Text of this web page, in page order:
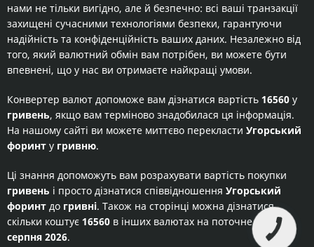
нами не тільки вигідно, але й безпечно: всі ваші транзакції
захищені сучасними технологіями безпеки, гарантуючи
надійність та конфіденційність ваших даних. Незалежно від
того, який валютний обмін вам потрібен, ви можете бути
впевнені, що у нас ви отримаєте найкращі умови.
Конвертер валют допоможе вам дізнатися вартість 16560 у
гривень, якщо вам терміново знадобилася ця інформація.
На нашому сайті ви можете миттєво перекласти Угорський
форинт у гривню.
Ці знання допоможуть вам розрахувати вартість покупки
гривень і просто дізнатися співвідношення Угорський
форинт до гривні. Також на сторінці можна дізнатися
скільки коштує 16560 в інших валютах на поточне число
серпня 2026.